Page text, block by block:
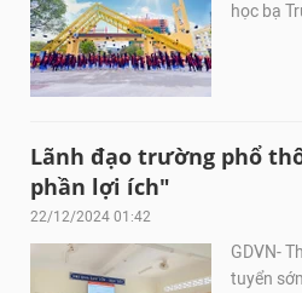
học bạ
Lãnh đạo trường phổ
phần lợi ích"
22/12/2024 01:42
GDVN-
tuyển